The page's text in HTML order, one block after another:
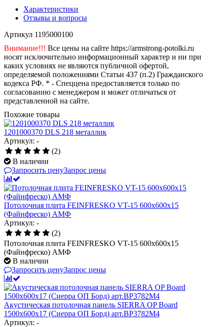
Характеристики
Отзывы и вопросы
Артикул 1195000100
Внимание!!! Все цены на сайте https://armstrong-potolki.ru
носят исключительно информационный характер и ни при
каких условиях не являются публичной офертой,
определяемой положениями Статьи 437 (п.2) Гражданского
кодекса РФ. * - Спеццена предоставляется только по
согласованию с менеджером и может отличаться от
представленной на сайте.
Похожие товары
1201000370 DLS 218 металлик
Артикул: -
(2)
В наличии
Запросить ценуЗапрос цены
Потолочная плита FEINFRESKO VT-15 600x600x15
(Файнфреско) АМФ
Артикул: -
(2)
Потолочная плита FEINFRESKO VT-15 600x600x15
(Файнфреско) АМФ
В наличии
Запросить ценуЗапрос цены
Акустическая потолочная панель SIERRA OP Board
1500x600x17 (Сиерра ОП Борд) арт.BP3782M4
Артикул: -